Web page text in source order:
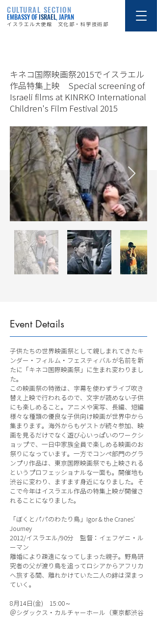
CULTURAL SECTION
EMBASSY OFISRAEL, JAPAN
イスラエル大使館 文化部・科学技術部
キネコ国際映画祭2015でイスラエル
作品特集上映 Special screening of
Israeli films at KINRKO International
Children's Film Festival 2015
Event Details
子供たちの世界映画祭として親しまれてきたキ
ンダー・フィルム・フェスティバルが名前を新
たに「キネコ国際映画祭」に生まれ変わりまし
た。
この映画祭の特徴は、字幕を使わずライブ吹き
替え上映で行われるので、文字が読めない子供
にも楽しめること。アニメや実写、長編、短編
様々な種類の優良な子供向け映画が世界中から
集まります。海外からもゲストが続々参加、映
画を見るだけでなく遊び心いっぱいのワークシ
ョップで、一日中家族全員で楽しめる映画のお
祭りになっています。一方でコンペ部門のグラ
ンプリ作品は、東京国際映画祭でも上映される
というプロフェッショナルな一面も。開催地も
渋谷に変わり、ますます身近になりました。そ
こで今年はイスラエル作品の特集上映が開催さ
れることになりました。
「ぼくとパパのわたり鳥」Igor & the Cranes'
Journey
2012/イスラエル/90分 監督：イェフゲニ・ル
ーマン
離婚により疎遠になってしまった親子。野鳥研
究者の父が渡り鳥を追ってロシアからアフリカ
へ旅する間、離れかけていた二人の絆は深まっ
ていく。
8月14日(金) 15:00～
＠シダックス・カルチャーホール（東京都渋谷